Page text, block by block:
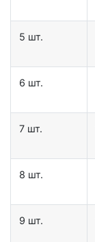
5 шт.
6 шт.
7 шт.
8 шт.
9 шт.